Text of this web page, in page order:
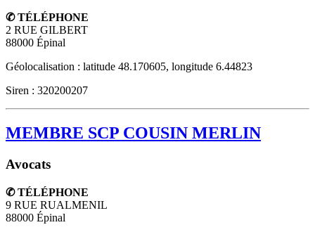
✆ TÉLÉPHONE
2 RUE GILBERT
88000 Épinal
Géolocalisation : latitude 48.170605, longitude 6.44823
Siren : 320200207
MEMBRE SCP COUSIN MERLIN
Avocats
✆ TÉLÉPHONE
9 RUE RUALMENIL
88000 Épinal